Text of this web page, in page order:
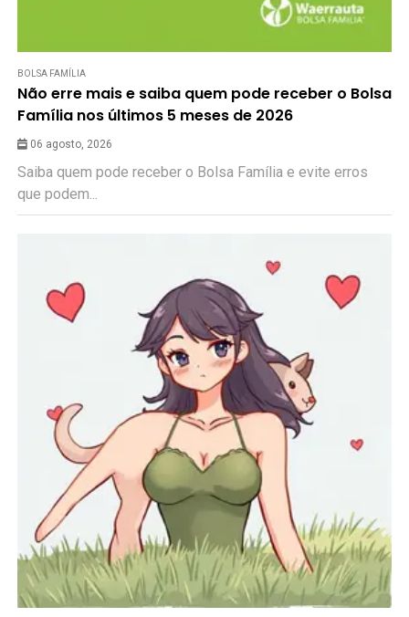
BOLSA FAMÍLIA
Não erre mais e saiba quem pode receber o Bolsa
Família nos últimos 5 meses de 2026
06 agosto, 2026
Saiba quem pode receber o Bolsa Família e evite erros
que podem...